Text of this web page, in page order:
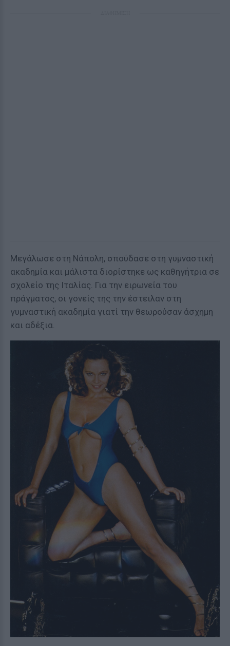
Μεγάλωσε στη Νάπολη, σπούδασε στη γυμναστική
ακαδημία και μάλιστα διορίστηκε ως καθηγήτρια σε
σχολείο της Ιταλίας. Για την ειρωνεία του
πράγματος, οι γονείς της την έστειλαν στη
γυμναστική ακαδημία γιατί την θεωρούσαν άσχημη
και αδέξια.